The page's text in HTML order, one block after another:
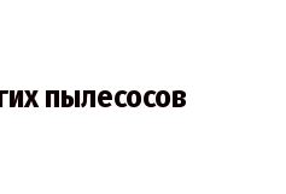
пылесосов